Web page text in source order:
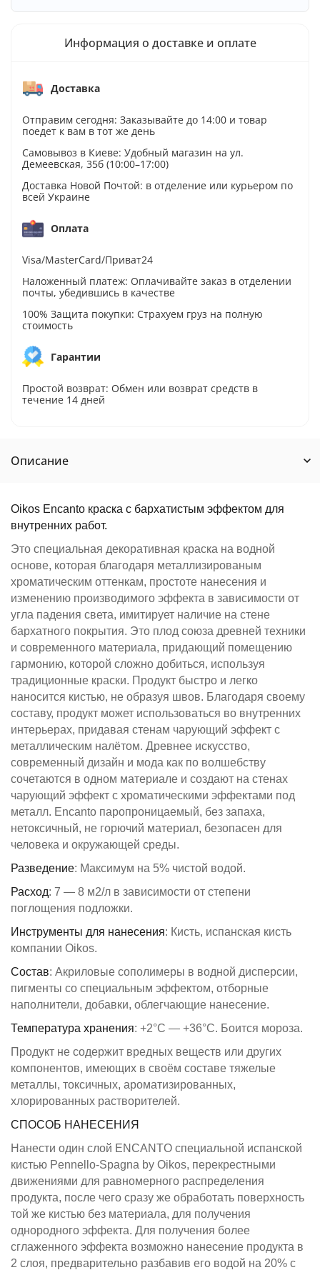
Информация о доставке и оплате
Доставка
Отправим сегодня: Заказывайте до 14:00 и товар
поедет к вам в тот же день
Самовывоз в Киеве: Удобный магазин на ул.
Демеевская, 35б (10:00–17:00)
Доставка Новой Почтой: в отделение или курьером по
всей Украине
Оплата
Visa/MasterCard/Приват24
Наложенный платеж: Оплачивайте заказ в отделении
почты, убедившись в качестве
100% Защита покупки: Страхуем груз на полную
стоимость
Гарантии
Простой возврат: Обмен или возврат средств в
течение 14 дней
Описание
Oikos Encanto краска с бархатистым эффектом для
внутренних работ.
Это специальная декоративная краска на водной
основе, которая благодаря металлизированым
хроматическим оттенкам, простоте нанесения и
изменению производимого эффекта в зависимости от
угла падения света, имитирует наличие на стене
бархатного покрытия. Это плод союза древней техники
и современного материала, придающий помещению
гармонию, которой сложно добиться, используя
традиционные краски. Продукт быстро и легко
наносится кистью, не образуя швов. Благодаря своему
составу, продукт может использоваться во внутренних
интерьерах, придавая стенам чарующий эффект с
металлическим налётом. Древнее искусство,
современный дизайн и мода как по волшебству
сочетаются в одном материале и создают на стенах
чарующий эффект с хроматическими эффектами под
металл. Encanto паропроницаемый, без запаха,
нетоксичный, не горючий материал, безопасен для
человека и окружающей среды.
Разведение: Максимум на 5% чистой водой.
Расход: 7 — 8 м2/л в зависимости от степени
поглощения подложки.
Инструменты для нанесения: Кисть, испанская кисть
компании Oikos.
Состав: Акриловые сополимеры в водной дисперсии,
пигменты со специальным эффектом, отборные
наполнители, добавки, облегчающие нанесение.
Температура хранения: +2°C — +36°C. Боится мороза.
Продукт не содержит вредных веществ или других
компонентов, имеющих в своём составе тяжелые
металлы, токсичных, ароматизированных,
хлорированных растворителей.
СПОСОБ НАНЕСЕНИЯ
Нанести один слой ENCANTO специальной испанской
кистью Pennello-Spagna by Oikos, перекрестными
движениями для равномерного распределения
продукта, после чего сразу же обработать поверхность
той же кистью без материала, для получения
однородного эффекта. Для получения более
сглаженного эффекта возможно нанесение продукта в
2 слоя, предварительно разбавив его водой на 20% с